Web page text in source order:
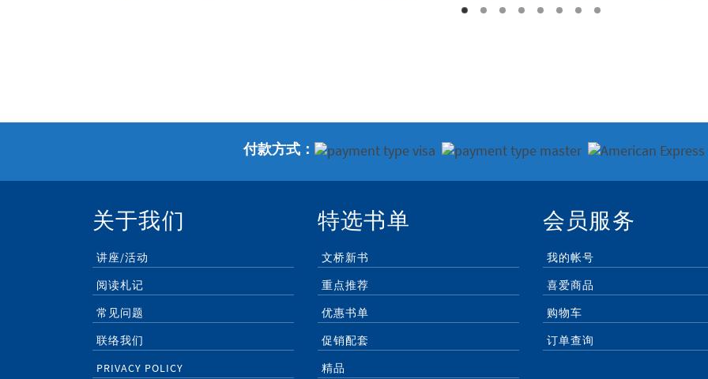
付款方式：
关于我们
讲座/活动
阅读札记
常见问题
联络我们
PRIVACY POLICY
特选书单
文桥新书
重点推荐
优惠书单
促销配套
精品
会员服务
我的帐号
喜爱商品
购物车
订单查询